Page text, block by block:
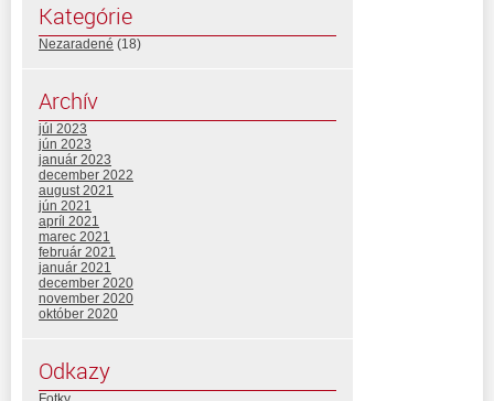
Kategórie
Nezaradené (18)
Archív
júl 2023
jún 2023
január 2023
december 2022
august 2021
jún 2021
apríl 2021
marec 2021
február 2021
január 2021
december 2020
november 2020
október 2020
Odkazy